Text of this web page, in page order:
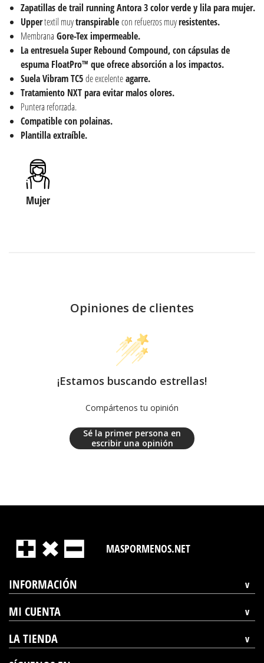
Zapatillas de trail running Antora 3 color verde y lila para mujer.
Uppertextil muytranspirablecon refuerzos muyresistentes.
Membrana Gore-Tex impermeable.
La entresuela Super Rebound Compound, con cápsulas de
espuma FloatPro™ que ofrece absorción a los impactos.
Suela Vibram TC5de excelenteagarre.
Tratamiento NXT para evitar malos olores.
Puntera reforzada.
Compatible con polainas.
Plantilla extraíble.
Mujer
Opiniones de clientes
¡Estamos buscando estrellas!
Compártenos tu opinión
Sé la primer persona en
escribir una opinión
MASPORMENOS.NET
INFORMACIÓN
MI CUENTA
LA TIENDA